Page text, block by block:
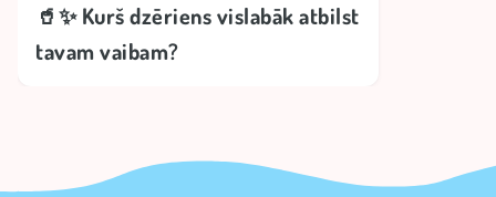
🥤✨ Kurš dzēriens vislabāk atbilst
tavam vaibam?